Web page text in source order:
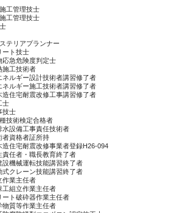
工管理技士
工管理技士
テリアプランナー
ート技士
応急危険度判定士
施工技術者
ネルギー設計技術者講習修了者
ネルギー施工技術者講習修了者
造住宅耐震改修工事講習修了者
士
技士
技術検定合格者
水設備工事責任技術者
者資格者証所持
造住宅耐震改修事業者登録H26-094
責任者・職長教育終了者
設機械運転技能講習終了者
式クレーン技能講習終了者
作業主任者
工組立作業主任者
ート破砕器作業主任者
物質等作業主任者